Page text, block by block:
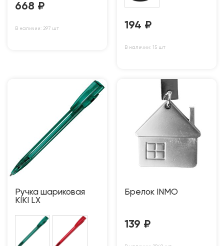
668 ₽
В наличии: 297 шт 194 ₽
В наличии: 15 шт
Ручка шариковая
KIKI LX
Брелок INMO
139 ₽